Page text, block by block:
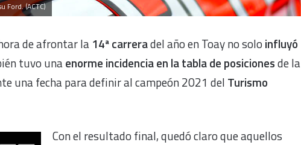
Ford. (ACTC)
de afrontar la 14ª carreradel año en Toay no solo influyó
tuvo unaenorme incidencia en la tabla de posicionesde la
una fecha para definir al campeón 2021 del Turismo
Con el resultado final, quedó claro que aquellos